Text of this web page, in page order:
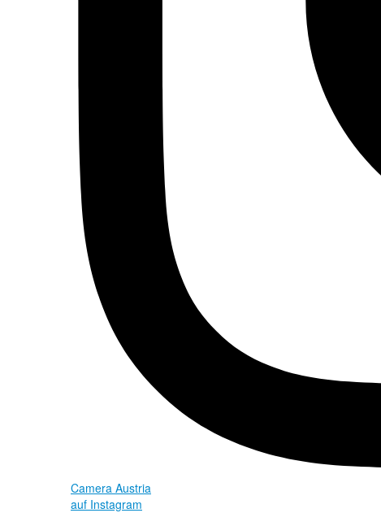
Camera Austria
auf Instagram